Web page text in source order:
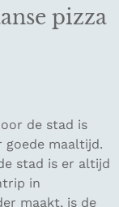
pizza
de stad is
goede maaltijd.
stad is er altijd
in
maakt, is de